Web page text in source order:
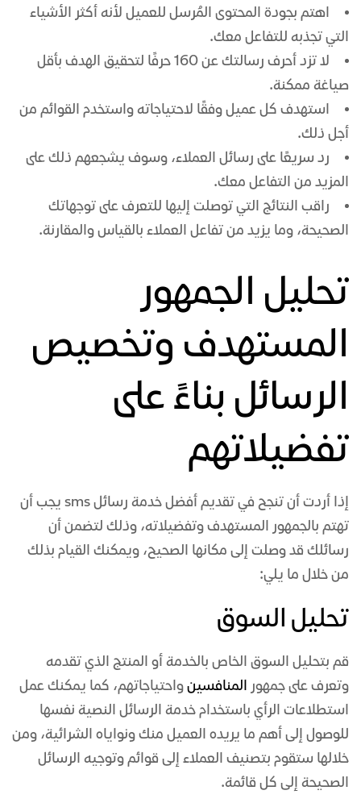
اهتم بجودة المحتوى المُرسل للعميل لأنه أكثر الأشياء
التي تجذبه للتفاعل معك.
لا تزد أحرف رسالتك عن 160 حرفًا لتحقيق الهدف بأقل
صياغة ممكنة.
استهدف كل عميل وفقًا لاحتياجاته واستخدم القوائم من
أجل ذلك.
رد سريعًا على رسائل العملاء، وسوف يشجعهم ذلك على
المزيد من التفاعل معك.
راقب النتائج التي توصلت إليها للتعرف على توجهاتك
الصحيحة، وما يزيد من تفاعل العملاء بالقياس والمقارنة.
تحليل الجمهور
المستهدف وتخصيص
الرسائل بناءً على
تفضيلاتهم
إذا أردت أن تنجح في تقديم أفضل خدمة رسائل sms يجب أن
تهتم بالجمهور المستهدف وتفضيلاته، وذلك لتضمن أن
رسائلك قد وصلت إلى مكانها الصحيح، ويمكنك القيام بذلك
من خلال ما يلي:
تحليل السوق
قم بتحليل السوق الخاص بالخدمة أو المنتج الذي تقدمه
وتعرف على جمهور المنافسينواحتياجاتهم، كما يمكنك عمل
استطلاعات الرأي باستخدام خدمة الرسائل النصية نفسها
للوصول إلى أهم ما يريده العميل منك ونواياه الشرائية، ومن
خلالها ستقوم بتصنيف العملاء إلى قوائم وتوجيه الرسائل
الصحيحة إلى كل قائمة.